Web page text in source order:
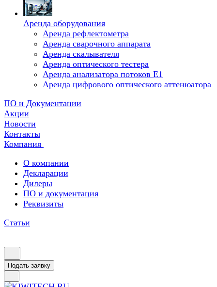
Аренда оборудования
Аренда рефлектометра
Аренда сварочного аппарата
Аренда скалывателя
Аренда оптического тестера
Аренда анализатора потоков Е1
Аренда цифрового оптического аттенюатора
ПО и Документации
Акции
Новости
Контакты
Компания
О компании
Декларации
Дилеры
ПО и документация
Реквизиты
Статьи
Подать заявку